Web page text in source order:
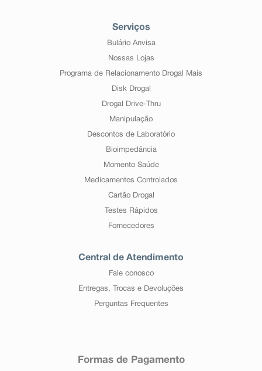
Serviços
Bulário Anvisa
Nossas Lojas
Programa de Relacionamento Drogal Mais
Disk Drogal
Drogal Drive-Thru
Manipulação
Descontos de Laboratório
Bioimpedância
Momento Saúde
Medicamentos Controlados
Cartão Drogal
Testes Rápidos
Fornecedores
Central de Atendimento
Fale conosco
Entregas, Trocas e Devoluções
Perguntas Frequentes
Formas de Pagamento